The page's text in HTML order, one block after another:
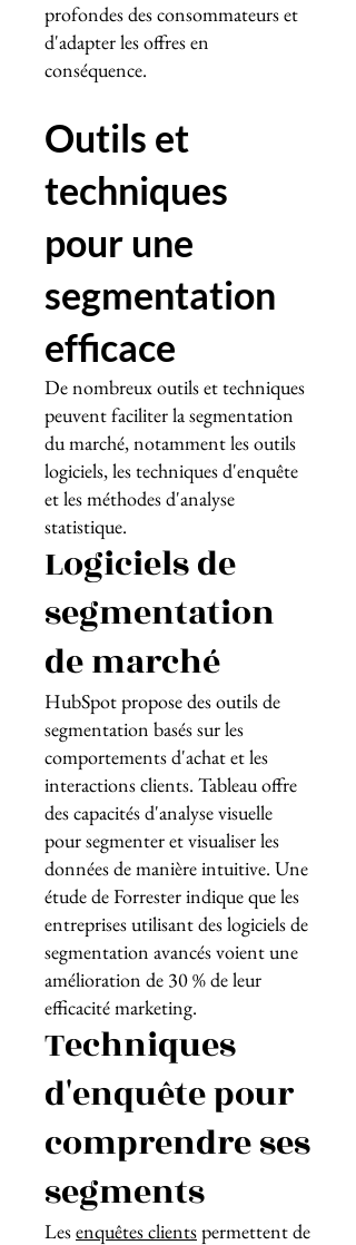
profondes des consommateurs et
d'adapter les offres en
conséquence.
Outils et
techniques
pour une
segmentation
efficace
De nombreux outils et techniques
peuvent faciliter la segmentation
du marché, notamment les outils
logiciels, les techniques d'enquête
et les méthodes d'analyse
statistique.
Logiciels de
segmentation
de marché
HubSpot propose des outils de
segmentation basés sur les
comportements d'achat et les
interactions clients. Tableau offre
des capacités d'analyse visuelle
pour segmenter et visualiser les
données de manière intuitive. Une
étude de Forrester indique que les
entreprises utilisant des logiciels de
segmentation avancés voient une
amélioration de 30 % de leur
efficacité marketing.
Techniques
d'enquête pour
comprendre ses
segments
Lesenquêtes clientspermettent de